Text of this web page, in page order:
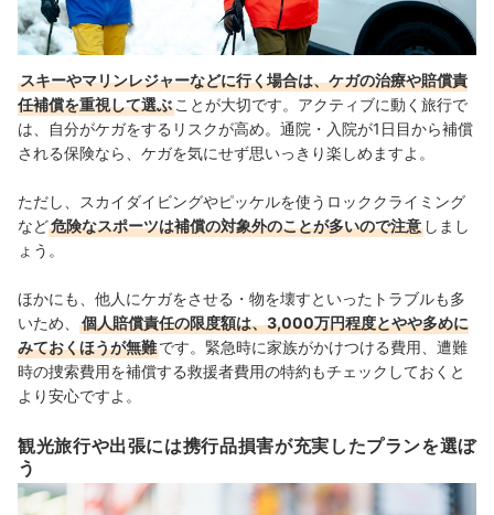
スキーやマリンレジャーなどに行く場合は、ケガの治療や賠償責
任補償を重視して選ぶ ことが大切です。アクティブに動く旅行で
は、自分がケガをするリスクが高め。通院・入院が1日目から補償
される保険なら、ケガを気にせず思いっきり楽しめますよ。
ただし、スカイダイビングやピッケルを使うロッククライミング
など危険なスポーツは補償の対象外のことが多いので注意 しまし
ょう。
ほかにも、他人にケガをさせる・物を壊すといったトラブルも多
いため、
個人賠償責任の限度額は、3,000万円程度とやや多めに
みておくほうが無難です。緊急時に家族がかけつける費用、遭難
時の捜索費用を補償する救援者費用の特約もチェックしておくと
より安心ですよ。
観光旅行や出張には携行品損害が充実したプランを選ぼ
う